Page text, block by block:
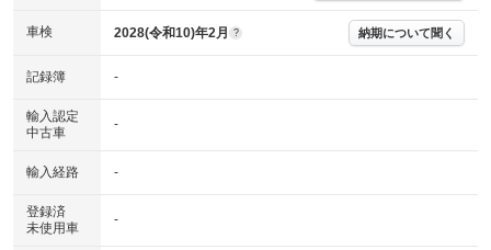
※グー鑑定の評価はあくまでも記載している鑑定日の鑑定結果となりま
車検 2028(令和10)年2月 ? 納期について聞く
記録簿 -
輸入認定
中古車
-
輸入経路 -
登録済
未使用車
-